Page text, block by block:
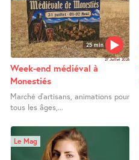
25 min
27 Juillet 2026
Week-end médiéval à
Monestiés
Marché d’artisans, animations pour
tous les âges,...
Le Mag